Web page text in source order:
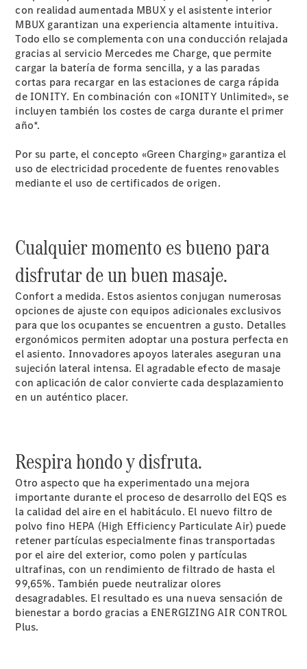
Social
Corporativa
Calidad y
Medio
Ambiente
Empresas
Por qué
flota
equipo
comercial
Servicios
para
Empresas
AMG
Performance
Center
Bienvenido
al mundo
Mercedes-
AMG
Presente y
futuro de
AMG
Un hombre.
con realidad aumentada MBUX y el asistente interior
MBUX garantizan una experiencia altamente intuitiva.
Todo ello se complementa con una conducción relajada
gracias al servicio Mercedes me Charge, que permite
cargar la batería de forma sencilla, y a las paradas
cortas para recargar en las estaciones de carga rápida
de IONITY. En combinación con «IONITY Unlimited», se
incluyen también los costes de carga durante el primer
año*.
Por su parte, el concepto «Green Charging» garantiza el
uso de electricidad procedente de fuentes renovables
mediante el uso de certificados de origen.
Cualquier momento es bueno para
disfrutar de un buen masaje.
Confort a medida. Estos asientos conjugan numerosas
opciones de ajuste con equipos adicionales exclusivos
para que los ocupantes se encuentren a gusto. Detalles
ergonómicos permiten adoptar una postura perfecta en
el asiento. Innovadores apoyos laterales aseguran una
sujeción lateral intensa. El agradable efecto de masaje
con aplicación de calor convierte cada desplazamiento
en un auténtico placer.
Respira hondo y disfruta.
Otro aspecto que ha experimentado una mejora
importante durante el proceso de desarrollo del EQS es
la calidad del aire en el habitáculo. El nuevo filtro de
polvo fino HEPA (High Efficiency Particulate Air) puede
retener partículas especialmente finas transportadas
por el aire del exterior, como polen y partículas
ultrafinas, con un rendimiento de filtrado de hasta el
99,65%. También puede neutralizar olores
desagradables. El resultado es una nueva sensación de
bienestar a bordo gracias a ENERGIZING AIR CONTROL
Plus.